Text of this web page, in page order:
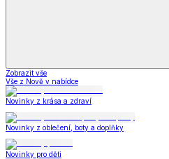
Zobrazit vše
Vše z Nově v nabídce
Novinky z krása a zdraví
Novinky z oblečení, boty a doplňky
Novinky pro děti